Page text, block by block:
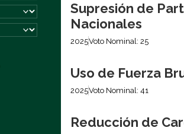
Supresión de
Nacionales
2025Voto Nominal: 25
Uso de Fuerza
2025Voto Nominal: 41
Reducción de